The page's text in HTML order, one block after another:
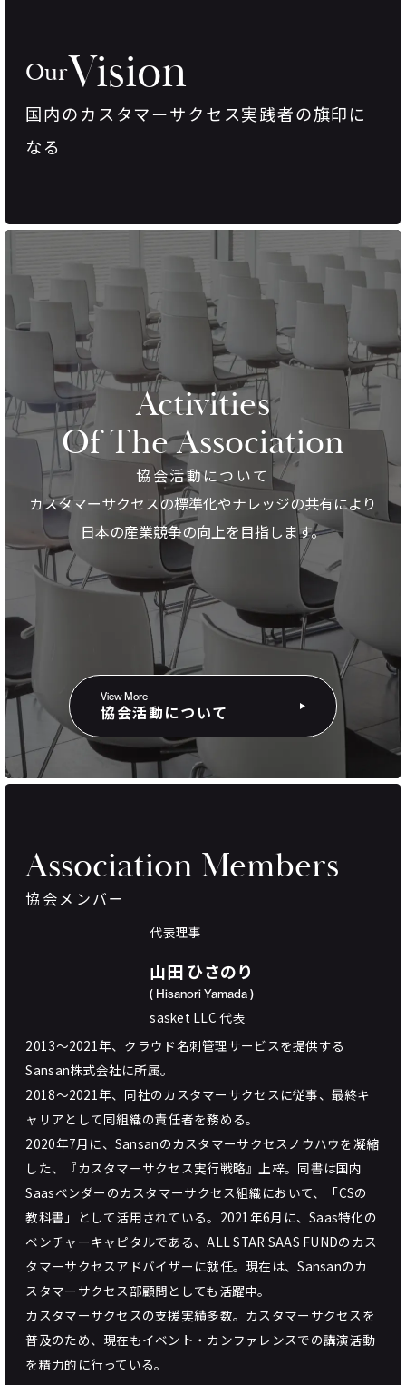
OurVision
国内のカスタマーサクセス実践者の旗印に
なる
Activities
Of The Association
協会活動について
カスタマーサクセスの標準化やナレッジの共有により
日本の産業競争の向上を目指します。
View More
協会活動について
Association Members
協会メンバー
代表理事
山田 ひさのり
( Hisanori Yamada )
sasket LLC 代表
2013〜2021年、クラウド名刺管理サービスを提供する
Sansan株式会社に所属。
2018〜2021年、同社のカスタマーサクセスに従事、最終キ
ャリアとして同組織の責任者を務める。
2020年7月に、Sansanのカスタマーサクセスノウハウを凝縮
した、『カスタマーサクセス実行戦略』上梓。同書は国内
Saasベンダーのカスタマーサクセス組織において、「CSの
教科書」として活用されている。2021年6月に、Saas特化の
ベンチャーキャピタルである、ALL STAR SAAS FUNDのカス
タマーサクセスアドバイザーに就任。現在は、Sansanのカ
スタマーサクセス部顧問としても活躍中。
カスタマーサクセスの支援実績多数。カスタマーサクセスを
普及のため、現在もイベント・カンファレンスでの講演活動
を精力的に行っている。